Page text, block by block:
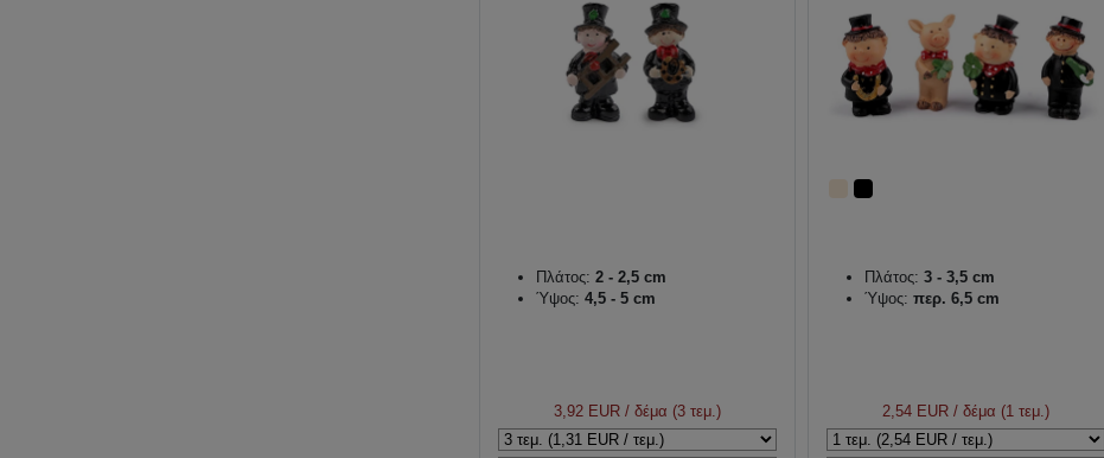
Πλάτος: 2 - 2,5 cm
Ύψος: 4,5 - 5 cm
3,92 EUR/ δέμα (3 τεμ.)
Πλάτος: 3 - 3,5 cm
Ύψος: περ. 6,5 cm
2,54 EUR/ δέμα (1 τεμ.)